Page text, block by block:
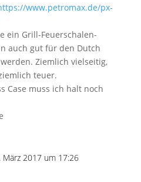
www.petromax.de/px-
ein Grill-Feuerschalen-
auch gut für den Dutch
Ziemlich vielseitig,
teuer.
Case muss ich halt noch
März 2017 um 17:26